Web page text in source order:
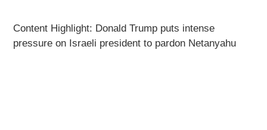
Content Highlight: Donald Trump puts intense
pressure on Israeli president to pardon Netanyahu